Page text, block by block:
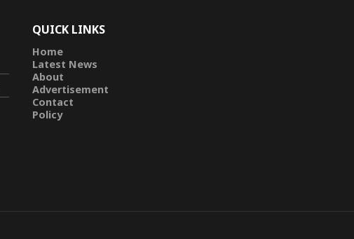
QUICK LINKS
Home
Latest News
About
Advertisement
Contact
Policy